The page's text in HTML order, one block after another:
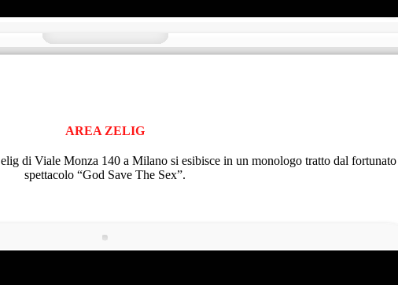
AREA ZELIG
di Viale Monza 140 a Milano si esibisce in un monologo tratto dal fortunato
spettacolo “God Save The Sex”.